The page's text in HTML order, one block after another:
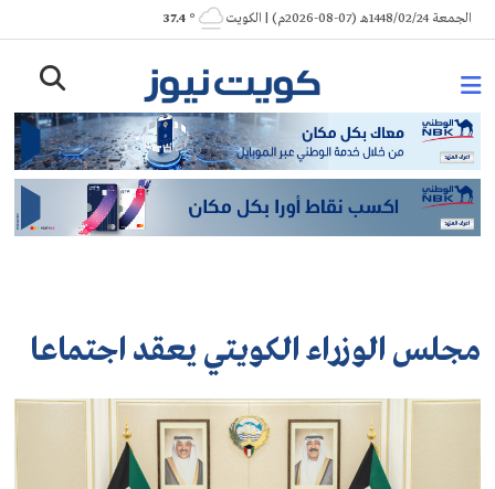
Skip
to
الجمعة 1448/02/24هـ (07-08-2026م) | الكويت ° 37.4
مجلس الوزراء الكويتي يعقد اجتماعا